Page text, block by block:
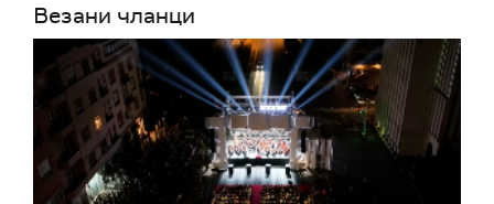
Везани чланци